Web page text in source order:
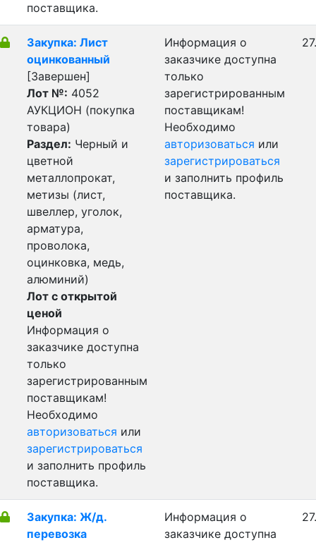
поставщика.
Закупка: Лист
оцинкованный
[Завершен]
Лот №: 4052
АУКЦИОН (покупка
товара)
Раздел: Черный и
цветной
металлопрокат,
метизы (лист,
швеллер, уголок,
арматура,
проволока,
оцинковка, медь,
алюминий)
Лот с открытой
ценой
Информация о
заказчике доступна
только
зарегистрированным
поставщикам!
Необходимо
авторизоваться или
зарегистрироваться
и заполнить профиль
поставщика.
Информация о
заказчике доступна
только
зарегистрированным
поставщикам!
Необходимо
авторизоваться или
зарегистрироваться
и заполнить профиль
поставщика.
Закупка: Ж/д.
перевозка
Информация о
заказчике доступна